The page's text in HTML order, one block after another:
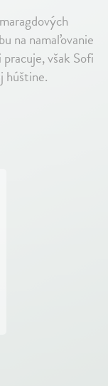
na namaľovanie
však Sofi
húštine.